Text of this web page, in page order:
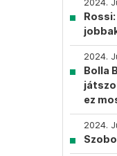
2024.
2024.
Bolla
ez
2024.